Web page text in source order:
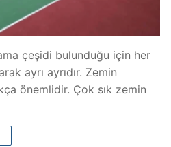
çeşidi bulunduğu için her
ayrı ayrıdır. Zemin
önemlidir. Çok sık zemin